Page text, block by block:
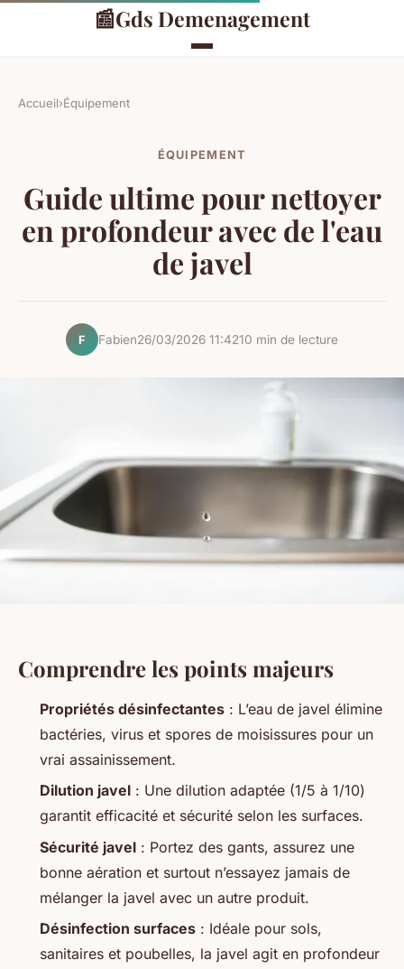
📰Gds Demenagement
Accueil›Équipement
ÉQUIPEMENT
Guide ultime pour nettoyer
en profondeur avec de l'eau
de javel
F Fabien26/03/2026 11:4210 min de lecture
Comprendre les points majeurs
Propriétés désinfectantes : L’eau de javel élimine
bactéries, virus et spores de moisissures pour un
vrai assainissement.
Dilution javel : Une dilution adaptée (1/5 à 1/10)
garantit efficacité et sécurité selon les surfaces.
Sécurité javel : Portez des gants, assurez une
bonne aération et surtout n’essayez jamais de
mélanger la javel avec un autre produit.
Désinfection surfaces : Idéale pour sols,
sanitaires et poubelles, la javel agit en profondeur